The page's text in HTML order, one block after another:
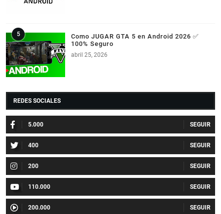
Como JUGAR GTA 5 en Android 2026 ✅
100% Seguro
abril 25, 2026
REDES SOCIALES
5.000
400
200
110.000
200.000